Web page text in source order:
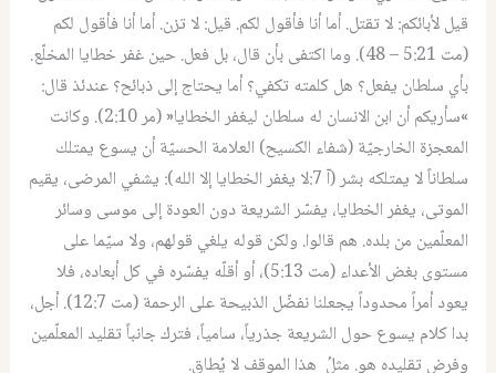
قيل لأبائكم: لا تقتل. أما أنا فأقول لكم. قيل: لا تزن. أما أنا فأقول لكم
(مت 5:21 – 48). وما اكتفى بأن قال، بل فعل. حين غفر خطايا المخلّع.
بأي سلطان يفعل؟ هل كلمته تكفي؟ أما يحتاج إلى ذبائح؟ عندئذ قال:
»سأريكم أن ابن الانسان له سلطان ليغفر الخطايا« (مر 2:10). وكانت
المعجزة الخارجيّة (شفاء الكسيح) العلامة الحسيّة أن يسوع يمتلك
سلطاناً لا يمتلكه بشر (آ 7:لا يغفر الخطايا إلا الله): يشفي المرضى، يقيم
الموتى، يغفر الخطايا، يفسّر الشريعة دون العودة إلى موسى وسائر
المعلّمين من بلده. هم قالوا. ولكن قوله يلغي قولهم، ولا سيّما على
مستوى بغض الأعداء (مت 5:13)، أو أقلّه يفسّره في كل أبعاده، فلا
يعود أمراً محدوداً يجعلنا نفضّل الذبيحة على الرحمة (مت 12:7). أجل،
بدا كلام يسوع حول الشريعة جذرياً، سامياً، فترك جانباً تقليد المعلّمين
وفرض تقليده هو. مثلُ هذا الموقف لا يُطاق.